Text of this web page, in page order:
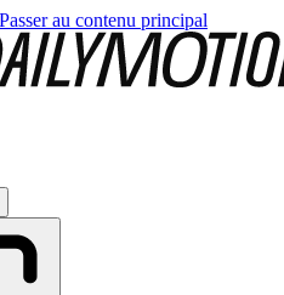
Passer au contenu principal